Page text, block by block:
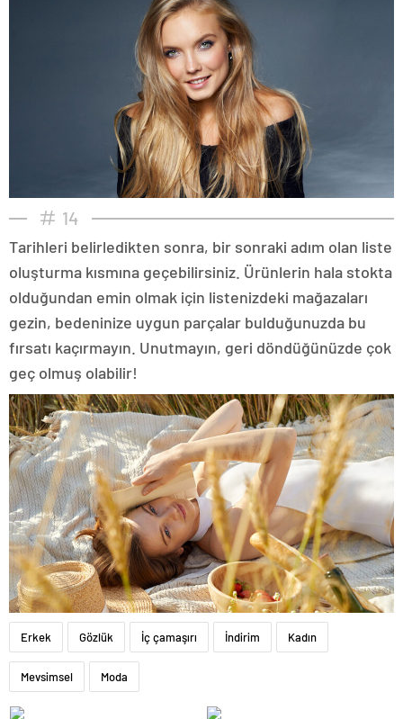
14
Tarihleri belirledikten sonra, bir sonraki adım olan liste
oluşturma kısmına geçebilirsiniz. Ürünlerin hala stokta
olduğundan emin olmak için listenizdeki mağazaları
gezin, bedeninize uygun parçalar bulduğunuzda bu
fırsatı kaçırmayın. Unutmayın, geri döndüğünüzde çok
geç olmuş olabilir!
Erkek Gözlük İç çamaşırı İndirim Kadın
Mevsimsel Moda